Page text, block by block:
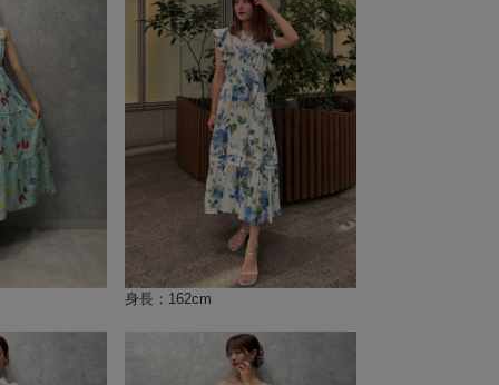
身長：162cm